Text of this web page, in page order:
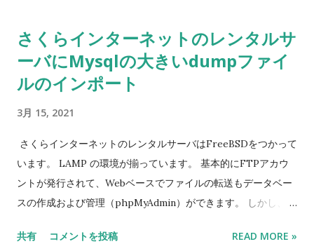
さくらインターネットのレンタルサ
ーバにMysqlの大きいdumpファイ
ルのインポート
3月 15, 2021
さくらインターネットのレンタルサーバはFreeBSDをつかって
います。 LAMP の環境が揃っています。 基本的にFTPアカウ
ントが発行されて、Webベースでファイルの転送もデータベー
スの作成および管理（phpMyAdmin）ができます。 しかし、
１６MBのファイルしかアプロードできません。 明確的にSSH
共有 コメントを投稿 READ MORE »